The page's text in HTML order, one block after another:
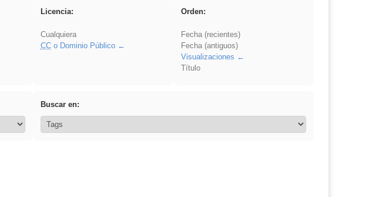
Licencia:
Cualquiera
CCo Dominio Público
Orden:
Fecha (recientes)
Fecha (antiguos)
Visualizaciones
Título
Buscar en: